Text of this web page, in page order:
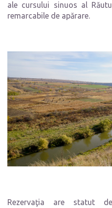
ale cursului sinuos al
remarcabile de apărare.
Rezervaţia are statut